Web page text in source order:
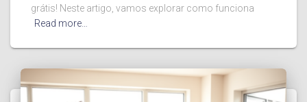
grátis! Neste artigo, vamos explorar como funciona
Read more…